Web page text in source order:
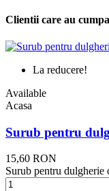
Clientii care au
La reducere!
Available
Acasa
Surub pentru
15,60 RON
Surub pentru